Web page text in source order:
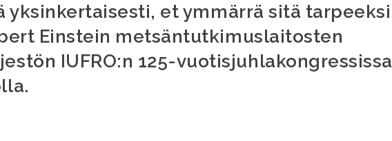
yksinkertaisesti, et ymmärrä sitä tarpeeksi
Einstein metsäntutkimuslaitosten
IUFRO:n 125-vuotisjuhlakongressissa